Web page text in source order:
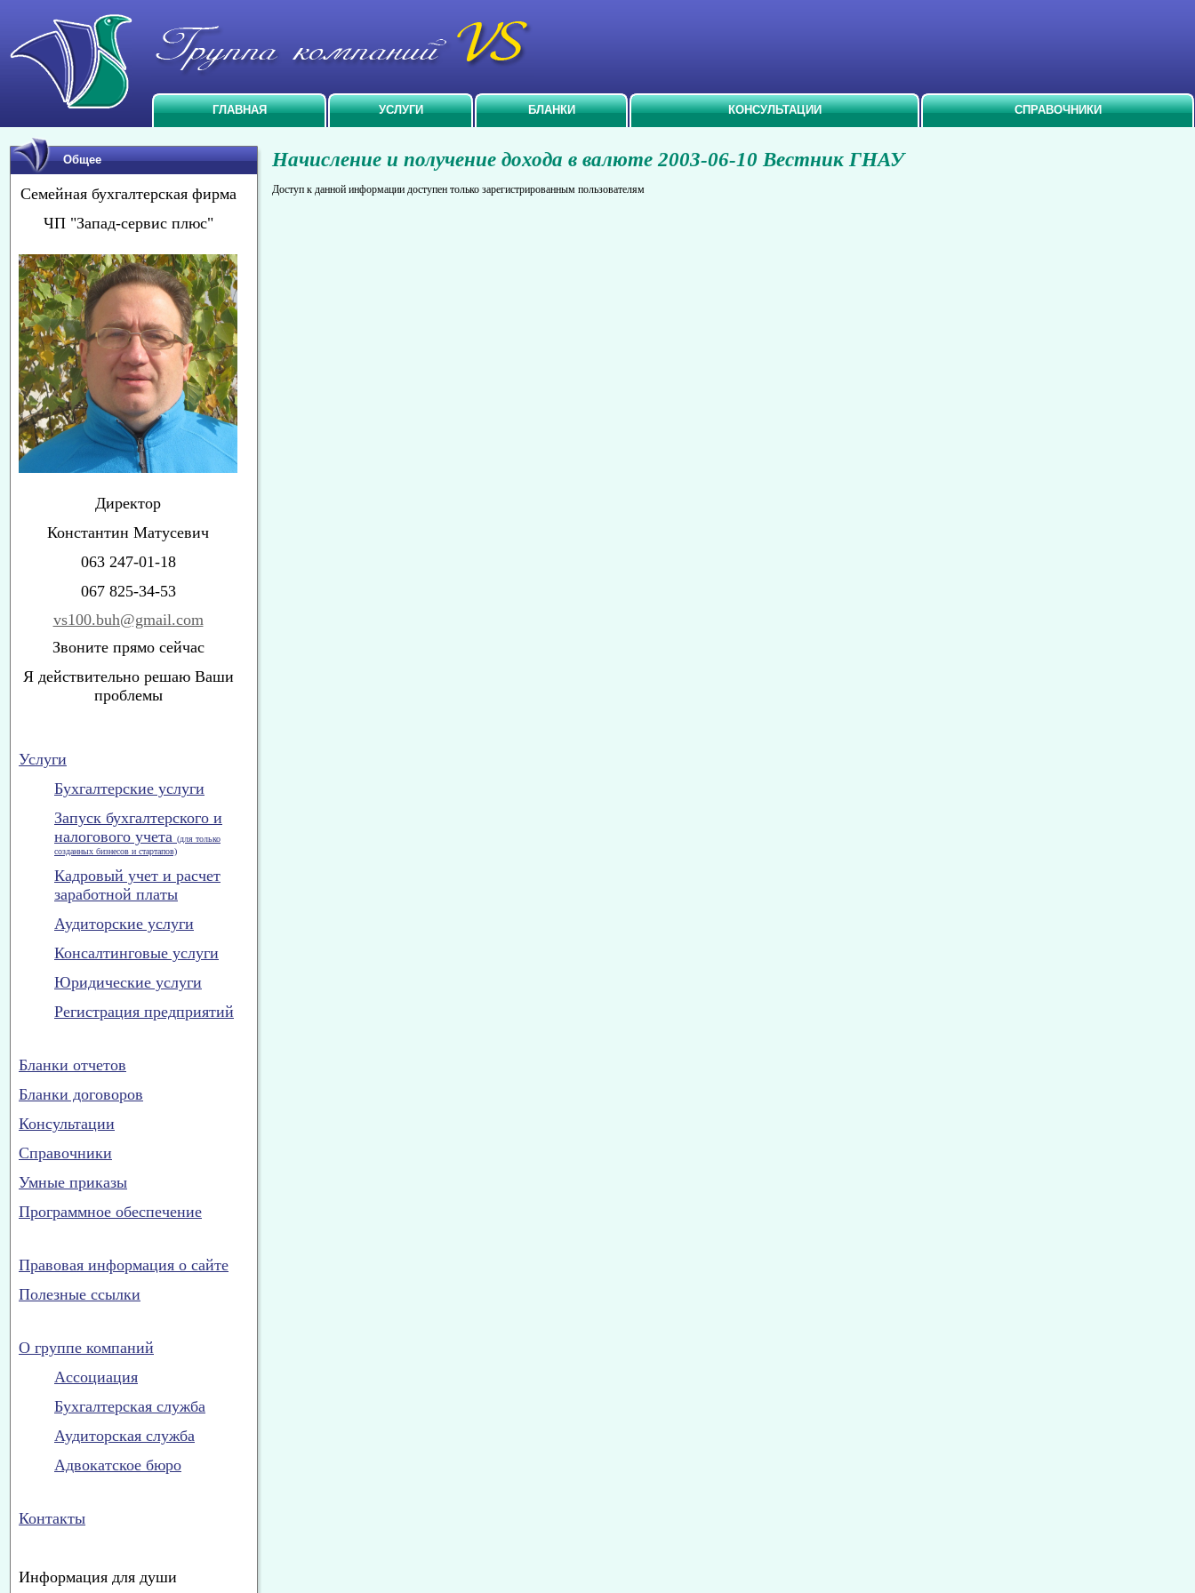
ГЛАВНАЯ УСЛУГИ БЛАНКИ КОНСУЛЬТАЦИИ СПРАВОЧНИКИ
Общее
Семейная бухгалтерская фирма
ЧП "Запад-сервис плюс"
Директор
Константин Матусевич
063 247-01-18
067 825-34-53
vs100.buh@gmail.com
Звоните прямо сейчас
Я действительно решаю Ваши
проблемы
Услуги
Бухгалтерские услуги
Запуск бухгалтерского и
налогового учета (для только
созданных бизнесов и стартапов)
Кадровый учет и расчет
заработной платы
Аудиторские услуги
Консалтинговые услуги
Юридические услуги
Регистрация предприятий
Бланки отчетов
Бланки договоров
Консультации
Справочники
Умные приказы
Программное обеспечение
Правовая информация о сайте
Полезные ссылки
О группе компаний
Ассоциация
Бухгалтерская служба
Аудиторская служба
Адвокатское бюро
Контакты
Информация для души
Начисление и получение дохода в валюте 2003-06-10 Вестник ГНАУ
Доступ к данной информации доступен только зарегистрированным пользователям